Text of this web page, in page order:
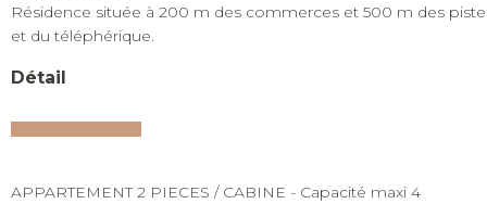
Résidence située à 200 m des commerces et 500 m des
et du téléphérique.
Détail
APPARTEMENT 2 PIECES / CABINE - Capacité maxi 4